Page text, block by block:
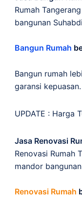
Rumah
bangunan
Bangun Rumah
Bangun rumah
garansi
UPDATE : Harga
Jasa Renovasi
Renovasi Rumah
mandor
Renovasi Rumah